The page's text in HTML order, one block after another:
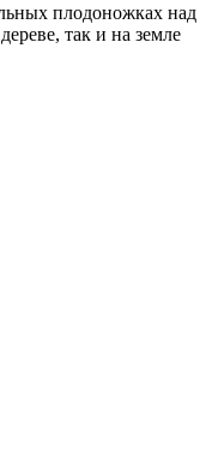
плодоножках над
так и на земле